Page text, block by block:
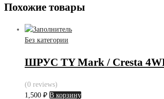
Похожие товары
Без категории
ШРУС TY Mark / Cresta
(0 reviews)
1,500 ₽ В корзину